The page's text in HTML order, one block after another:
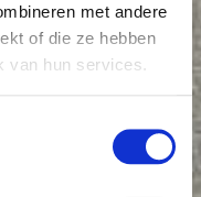
met andere
of die ze hebben
van hun services.